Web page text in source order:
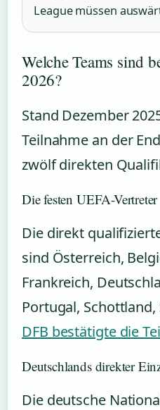
League müssen
Welche Teams sind
2026?
Stand Dezember
Teilnahme an der
zwölf direkten
Die festen UEFA-Vertreter
Die direkt
sind Österreich,
Frankreich,
Portugal,
DFB bestätigte die
Deutschlands direkter
Die deutsche